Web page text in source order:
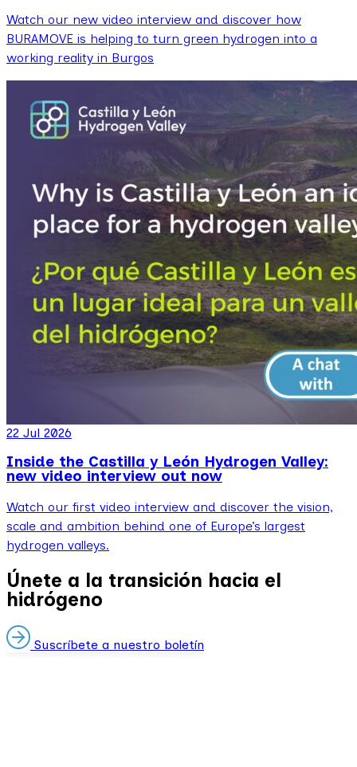
Watch our new video interview and discover how
BURAMOVE is helping to turn green hydrogen into a
working reality in Burgos
22 Jul 2026
Inside the Castilla y León Hydrogen Valley:
new video interview out now
Watch our first video interview and discover the vision,
scale and ambition behind one of Europe’s largest
hydrogen valleys.
Únete a la transición hacia el
hidrógeno
Suscríbete a nuestro boletín